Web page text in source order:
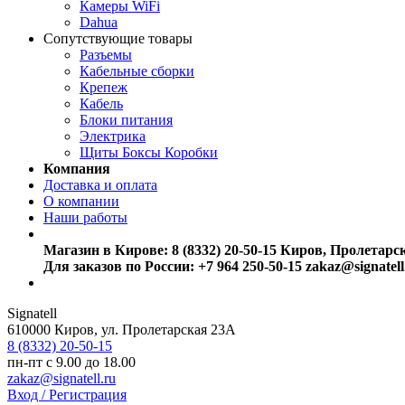
Камеры WiFi
Dahua
Сопутствующие товары
Разъемы
Кабельные сборки
Крепеж
Кабель
Блоки питания
Электрика
Щиты Боксы Коробки
Компания
Доставка и оплата
О компании
Наши работы
Магазин в Кирове: 8 (8332) 20-50-15 Киров,
Для заказов по России: +7 964 250-50-15
Signatell
610000 Киров, ул. Пролетарская 23А
8 (8332) 20-50-15
пн-пт с 9.00 до 18.00
zakaz@signatell.ru
Вход / Регистрация